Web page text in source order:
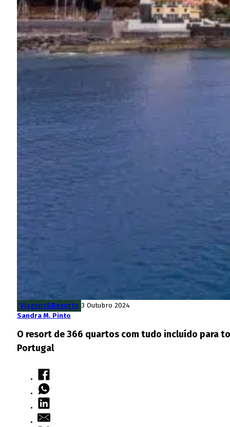
Viagens&Resorts 3 Outubro 2024
Sandra M. Pinto
O resort de 366 quartos com tudo incluído para
Portugal